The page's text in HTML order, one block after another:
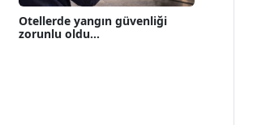
Otellerde yangın güvenliği
zorunlu oldu...